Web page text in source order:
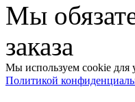
Мы
заказа
Мы используем cookie для
Политикой